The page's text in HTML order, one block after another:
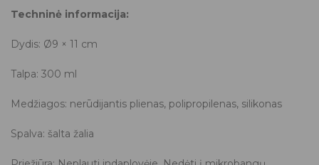
Techninė informacija:
Dydis: Ø9 × 11 cm
Talpa: 300 ml
Medžiagos: nerūdijantis plienas, polipropilenas, silikonas
Spalva: šalta žalia